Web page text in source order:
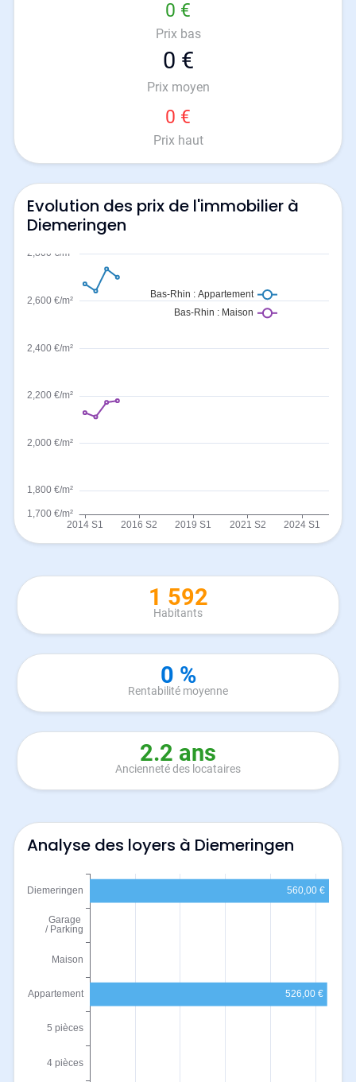
0 €
Prix bas
0 €
Prix moyen
0 €
Prix haut
Evolution des prix de l'immobilier à
Diemeringen
1 592
Habitants
0 %
Rentabilité moyenne
2.2 ans
Ancienneté des locataires
Analyse des loyers à Diemeringen